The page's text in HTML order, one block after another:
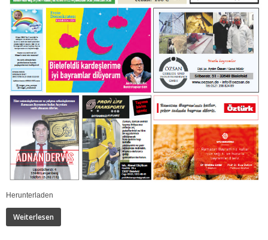
Herunterladen
Weiterlesen